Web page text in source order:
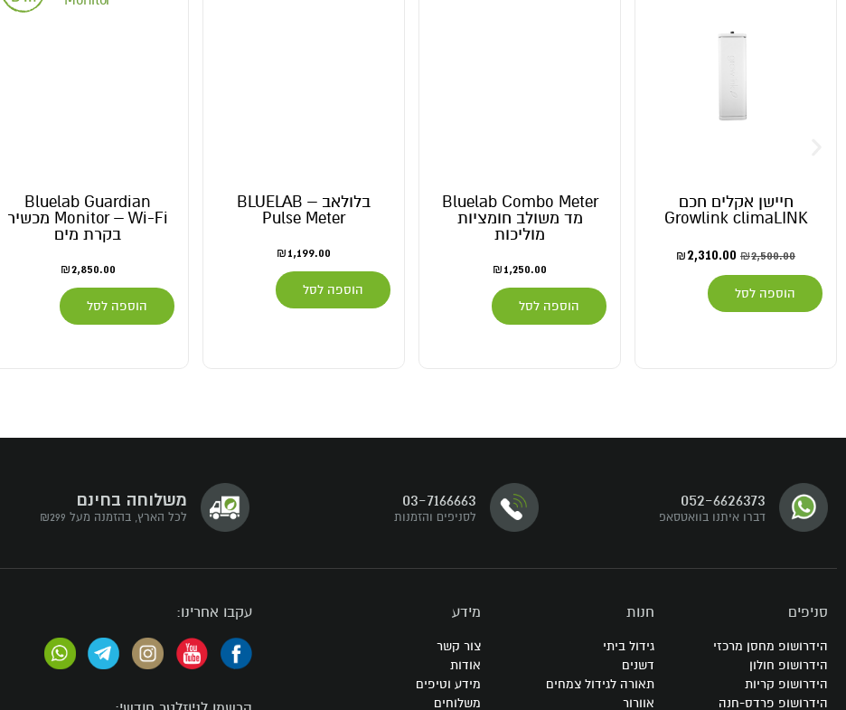
חיישן אקלים חכם
Growlink climaLINK
₪2,500.00
₪2,310.00
הוספה לסל
Bluelab Combo Meter
מד משולב חומציות
מוליכות
₪1,250.00
הוספה לסל
בלולאב – BLUELAB
Pulse Meter
₪1,199.00
הוספה לסל
Bluelab Guardian
Monitor – Wi-Fi מכשיר
בקרת מים
₪2,850.00
הוספה לסל
עקבו אחרינו
052-6626373
דברו איתנו בוואטסאפ
03-7166663
לסניפים והזמנות
משלוחה בחינם
לכל הארץ, בהזמנה מעל ₪299
סניפים
הידרושופ מחסן מרכזי
הידרושופ חולון
הידרושופ קריות
הידרושופ פרדס-חנה
חנות
גידול ביתי
דשנים
תאורה לגידול צמחים
אוורור
מידע
צור קשר
אודות
מידע וטיפים
משלוחים
עקבו אחרינו: